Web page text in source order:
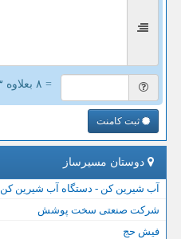
= ۸ بعلاوه ۳
ثبت کامنت
دوستان مسیرساز
آب شیرین کن - دستگاه آب شیرین کن
شرکت صنعتی سخت پوشش
فیش حج